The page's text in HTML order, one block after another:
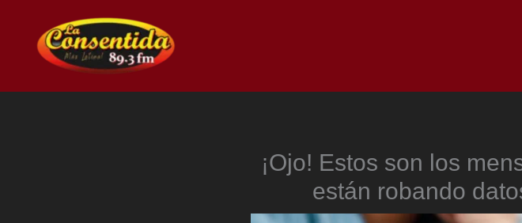
contenido
¡Ojo! Estos son los
están robando